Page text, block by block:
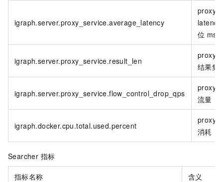
igraph.server.proxy_service.average_latency
proxy
位 ms
igraph.server.proxy_service.result_len
proxy
结果集
igraph.server.proxy_service.flow_control_drop_qps
proxy
流量
igraph.docker.cpu.total.used.percent
proxy
消耗
Searcher 指标
指标名称 含义